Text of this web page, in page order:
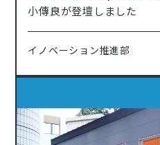
小傳良が登壇しました
イノベーション推進部